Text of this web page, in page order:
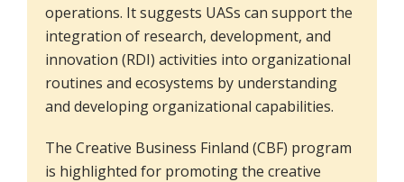
operations. It suggests UASs can support the
integration of research, development, and
innovation (RDI) activities into organizational
routines and ecosystems by understanding
and developing organizational capabilities.
The Creative Business Finland (CBF) program
is highlighted for promoting the creative